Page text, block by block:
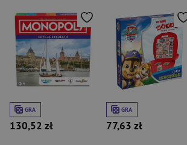
GRA
130,52 zł
GRA
77,63 zł